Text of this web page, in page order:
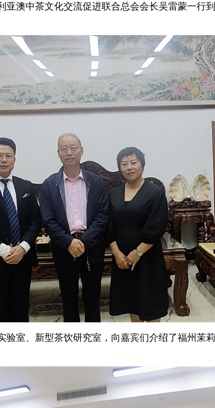
亚澳中茶文化交流促进联合总会会长吴雷蒙一行
验室、新型茶饮研究室，向嘉宾们介绍了福州茉